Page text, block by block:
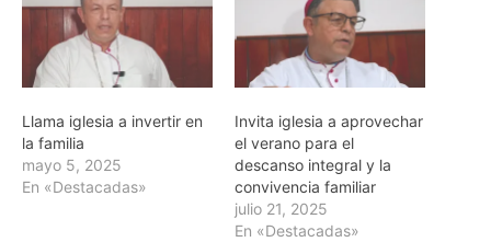
Llama iglesia a invertir en
la familia
mayo 5, 2025
En «Destacadas»
Invita iglesia a aprovechar
el verano para el
descanso integral y la
convivencia familiar
julio 21, 2025
En «Destacadas»